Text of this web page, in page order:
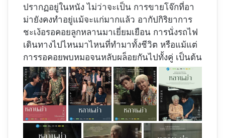
ปรากฏอยู่ในหนัง ไม่ว่าจะเป็น การขายโจ๊กที่อา
ม่ายังคงทำอยู่แม้จะแก่มากแล้ว อากัปกิริยาการ
ชะเง้อรอคอยลูกหลานมาเยี่ยมเยือน การนั่งรถไฟ
เดินทางไปไหนมาไหนที่ทำมาทั้งชีวิต หรือแม้แต่
การรอคอยพบหมอจนหลับผล็อยกันไปทั้งคู่ เป็นต้น